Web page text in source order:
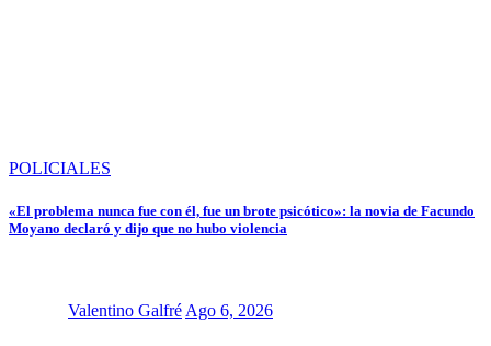
POLICIALES
«El problema nunca fue con él, fue un brote psicótico»: la novia de Facundo
Moyano declaró y dijo que no hubo violencia
Valentino GalfréAgo 6, 2026